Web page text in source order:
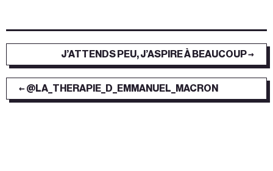
← @LA_THERAPIE_D_EMMANUEL_MACRON
J’ATTENDS PEU, J’ASPIRE À BEAUCOUP →